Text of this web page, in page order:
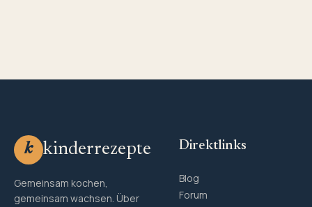
k kinderrezepte
Gemeinsam kochen,
gemeinsam wachsen. Über
Direktlinks
Blog
Forum